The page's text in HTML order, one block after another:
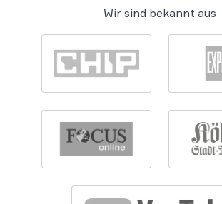
Wir sind bekannt aus